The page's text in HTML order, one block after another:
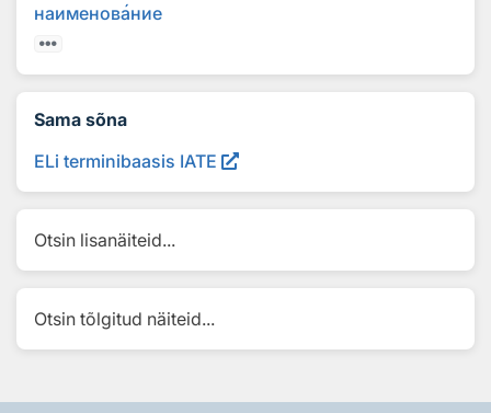
наименование
Sama sõna
ELi terminibaasis IATE
Otsin lisanäiteid...
Otsin tõlgitud näiteid...